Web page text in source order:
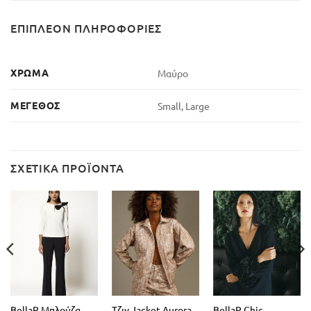
ΕΠΙΠΛΈΟΝ ΠΛΗΡΟΦΟΡΊΕΣ
ΧΡΏΜΑ Μαύρο
ΜΈΓΕΘΟΣ Small, Large
ΣΧΕΤΙΚΆ ΠΡΟΪΌΝΤΑ